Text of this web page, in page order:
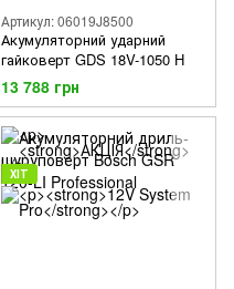
Артикул: 06019J8500
Акумуляторний ударний
гайковерт GDS 18V-1050 H
13 788 грн
ХІТ